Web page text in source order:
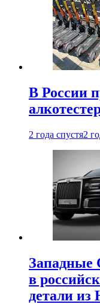
В России
2 года спустя2
в
детали